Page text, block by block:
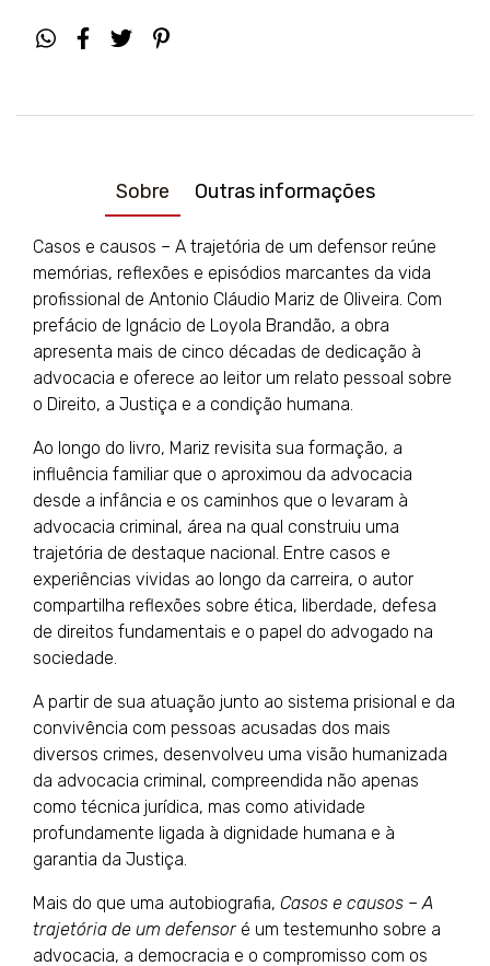
Sobre Outras informações
Casos e causos – A trajetória de um defensor reúne
memórias, reflexões e episódios marcantes da vida
profissional de Antonio Cláudio Mariz de Oliveira. Com
prefácio de Ignácio de Loyola Brandão, a obra
apresenta mais de cinco décadas de dedicação à
advocacia e oferece ao leitor um relato pessoal sobre
o Direito, a Justiça e a condição humana.
Ao longo do livro, Mariz revisita sua formação, a
influência familiar que o aproximou da advocacia
desde a infância e os caminhos que o levaram à
advocacia criminal, área na qual construiu uma
trajetória de destaque nacional. Entre casos e
experiências vividas ao longo da carreira, o autor
compartilha reflexões sobre ética, liberdade, defesa
de direitos fundamentais e o papel do advogado na
sociedade.
A partir de sua atuação junto ao sistema prisional e da
convivência com pessoas acusadas dos mais
diversos crimes, desenvolveu uma visão humanizada
da advocacia criminal, compreendida não apenas
como técnica jurídica, mas como atividade
profundamente ligada à dignidade humana e à
garantia da Justiça.
Mais do que uma autobiografia, Casos e causos – A
trajetória de um defensor é um testemunho sobre a
advocacia, a democracia e o compromisso com os